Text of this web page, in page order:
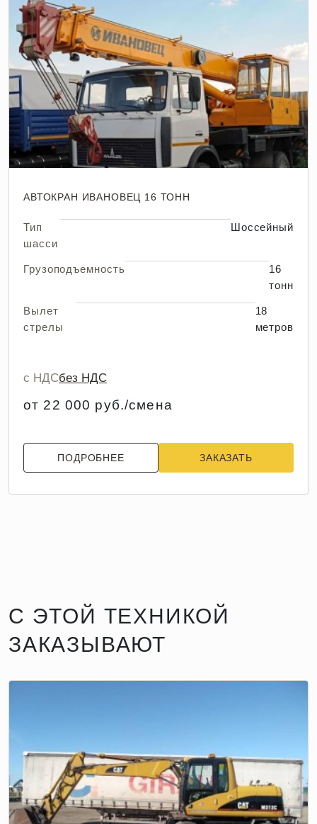
АВТОКРАН ИВАНОВЕЦ 16 ТОНН
Тип
шасси
Шоссейный
Грузоподъемность
16
тонн
Вылет
стрелы
18
метров
с НДСбез НДС
от 22 000 руб./смена
ПОДРОБНЕЕ ЗАКАЗАТЬ
С ЭТОЙ ТЕХНИКОЙ
ЗАКАЗЫВАЮТ